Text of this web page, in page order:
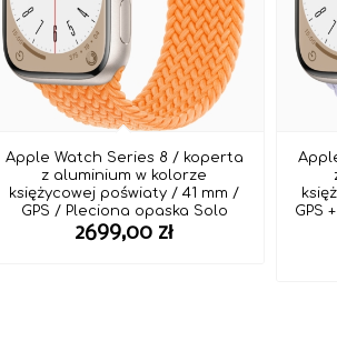
Apple Watch Series 8 / koperta
z aluminium w kolorze
księżycowej poświaty / 41 mm /
GPS / Pleciona opaska Solo
2699,00 zł
GPS